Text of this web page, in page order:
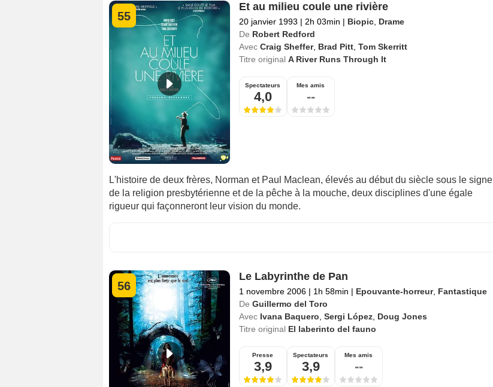
55
Et au milieu coule une rivière
20 janvier 1993 | 2h 03min | Biopic, Drame
De Robert Redford
Avec Craig Sheffer, Brad Pitt, Tom Skerritt
Titre original A River Runs Through It
Spectateurs
4,0
Mes amis
--
L'histoire de deux frères, Norman et Paul Maclean, élevés au début du siècle sous le signe
de la religion presbytérienne et de la pêche à la mouche, deux disciplines d'une égale
rigueur qui façonneront leur vision du monde.
56
Le Labyrinthe de Pan
1 novembre 2006 | 1h 58min | Epouvante-horreur, Fantastique
De Guillermo del Toro
Avec Ivana Baquero, Sergi López, Doug Jones
Titre original El laberinto del fauno
Presse
3,9
Spectateurs
3,9
Mes amis
--